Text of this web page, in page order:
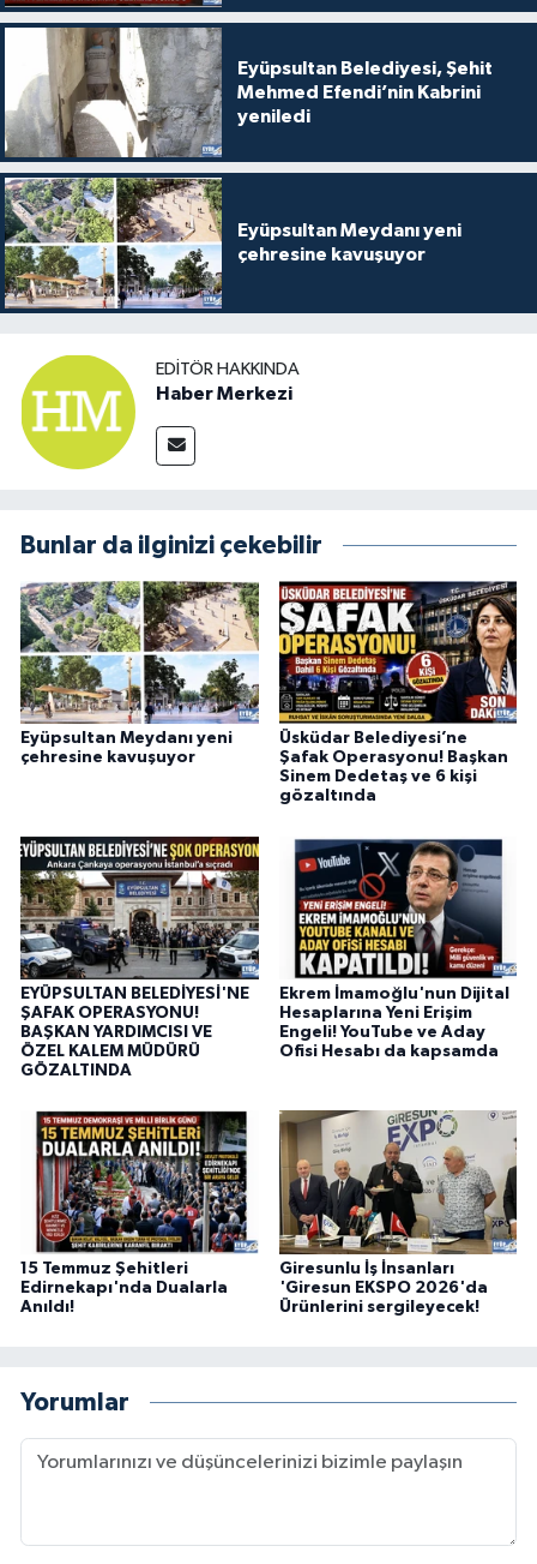
Eyüpsultan Belediyesi, Şehit
Mehmed Efendi’nin Kabrini
yeniledi
Eyüpsultan Meydanı yeni
çehresine kavuşuyor
EDITÖR HAKKINDA
Haber Merkezi
Bunlar da ilginizi çekebilir
Eyüpsultan Meydanı yeni
çehresine kavuşuyor
Üsküdar Belediyesi’ne
Şafak Operasyonu! Başkan
Sinem Dedetaş ve 6 kişi
gözaltında
EYÜPSULTAN BELEDİYESİ'NE
ŞAFAK OPERASYONU!
BAŞKAN YARDIMCISI VE
ÖZEL KALEM MÜDÜRÜ
GÖZALTINDA
Ekrem İmamoğlu'nun Dijital
Hesaplarına Yeni Erişim
Engeli! YouTube ve Aday
Ofisi Hesabı da kapsamda
15 Temmuz Şehitleri
Edirnekapı'nda Dualarla
Anıldı!
Giresunlu İş İnsanları
'Giresun EKSPO 2026'da
Ürünlerini sergileyecek!
Yorumlar